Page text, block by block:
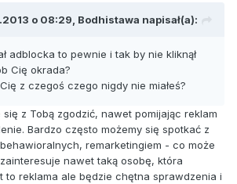
o 08:29, Bodhistawa napisał(a):
adblocka to pewnie i tak by nie kliknął
Cię okrada?
z czegoś czego nigdy nie miałeś?
z Tobą zgodzić, nawet pomijając reklam
Bardzo często możemy się spotkać z
remarketingiem - co może
nawet taką osobę, która
to reklama ale będzie chętna sprawdzenia i